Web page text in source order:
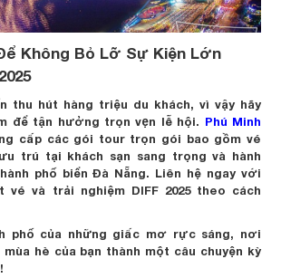
Không Bỏ Lỡ Sự Kiện Lớn
thu hút hàng triệu du khách, vì vậy hãy
để tận hưởng trọn vẹn lễ hội. Phú Minh
cấp các gói tour trọn gói bao gồm vé
trú tại khách sạn sang trọng và hành
phố biển Đà Nẵng. Liên hệ ngay với
vé và trải nghiệm DIFF 2025 theo cách
phố của những giấc mơ rực sáng, nơi
mùa hè của bạn thành một câu chuyện kỳ